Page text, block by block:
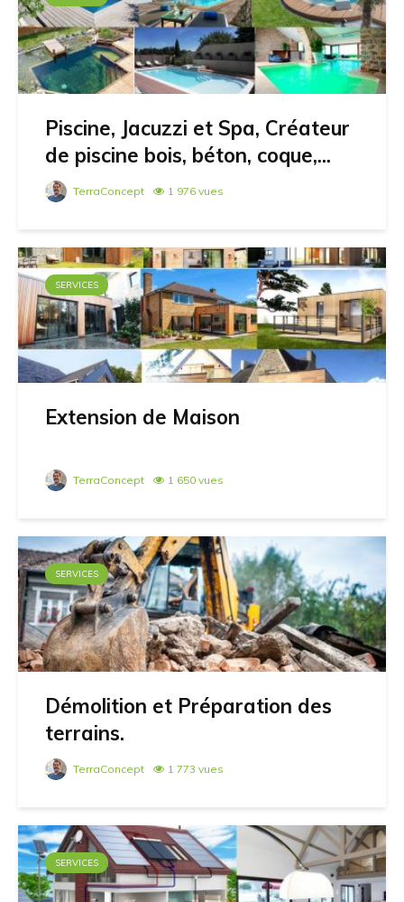
Piscine, Jacuzzi et Spa, Créateur
de piscine bois, béton, coque,...
TerraConcept 1 976 vues
SERVICES
Extension de Maison
TerraConcept 1 650 vues
SERVICES
Démolition et Préparation des
terrains.
TerraConcept 1 773 vues
SERVICES